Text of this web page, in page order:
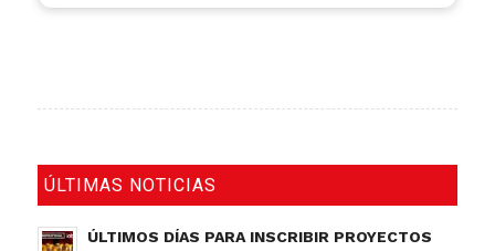
ÚLTIMAS NOTICIAS
ÚLTIMOS DÍAS PARA INSCRIBIR PROYECTOS